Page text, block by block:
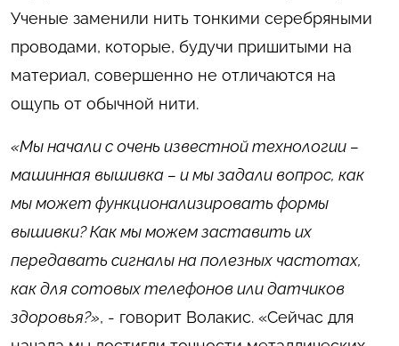
Ученые заменили нить тонкими серебряными
проводами, которые, будучи пришитыми на
материал, совершенно не отличаются на
ощупь от обычной нити.
«Мы начали с очень известной технологии –
машинная вышивка – и мы задали вопрос, как
мы может функционализировать формы
вышивки? Как мы можем заставить их
передавать сигналы на полезных частотах,
как для сотовых телефонов или датчиков
здоровья?», - говорит Волакис. «Сейчас для